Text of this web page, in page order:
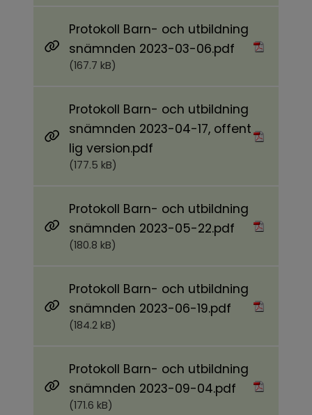
Protokoll Barn- och utbildning
snämnden 2023-03-06.pdf Pdf, 167.7 kB.
(167.7 kB)
Protokoll Barn- och utbildning
snämnden 2023-04-17, offent
lig version.pdf
(177.5 kB)
Protokoll Barn- och utbildning
snämnden 2023-05-22.pdf Pdf, 180.8 kB.
(180.8 kB)
Protokoll Barn- och utbildning
snämnden 2023-06-19.pdf Pdf, 184.2 kB.
(184.2 kB)
Protokoll Barn- och utbildning
snämnden 2023-09-04.pdf Pdf, 171.6 kB.
(171.6 kB)